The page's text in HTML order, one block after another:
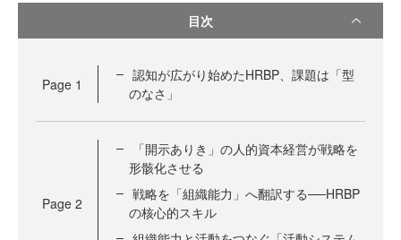
目次
Page 1
認知が広がり始めたHRBP、課題は「型
のなさ」
Page 2
「開示ありき」の人的資本経営が戦略を
形骸化させる
戦略を「組織能力」へ翻訳する──HRBP
の核心的スキル